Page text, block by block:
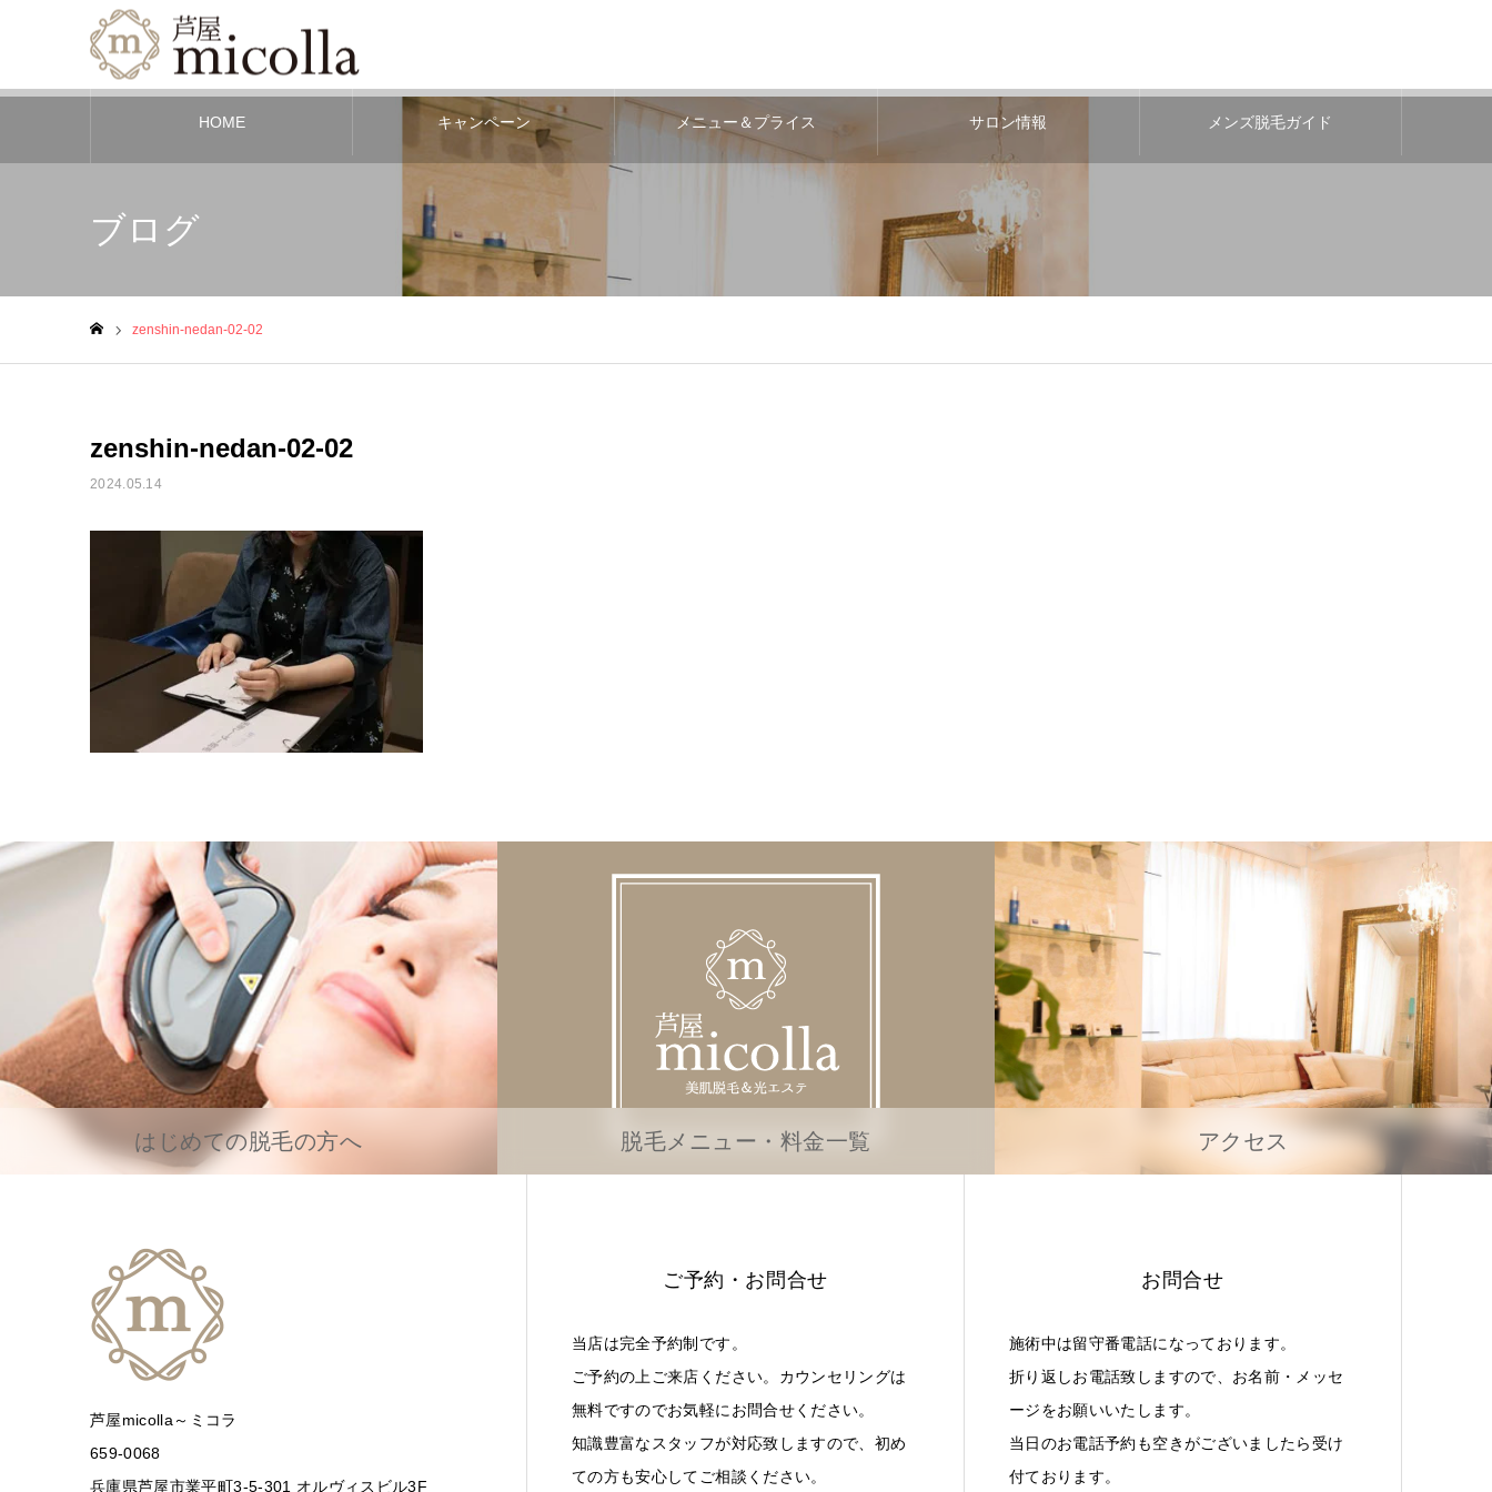
HOME キャンペーン メニュー＆プライス サロン情報 メンズ脱毛ガイド
ブログ
zenshin-nedan-02-02
zenshin-nedan-02-02
2024.05.14
はじめての脱毛の方へ 脱毛メニュー・料金一覧 アクセス
芦屋micolla～ミコラ
659-0068
兵庫県芦屋市業平町3-5-301 オルヴィスビル3F
ご予約・お問合せ
当店は完全予約制です。
ご予約の上ご来店ください。カウンセリングは
無料ですのでお気軽にお問合せください。
知識豊富なスタッフが対応致しますので、初め
ての方も安心してご相談ください。
お問合せ
施術中は留守番電話になっております。
折り返しお電話致しますので、お名前・メッセ
ージをお願いいたします。
当日のお電話予約も空きがございましたら受け
付ております。